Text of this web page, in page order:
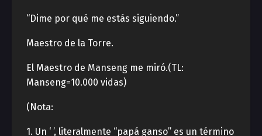
“Dime por qué me estás siguiendo.”
Maestro de la Torre.
El Maestro de Manseng me miró.(TL:
Manseng=10.000 vidas)
(Nota:
1. Un ‘ ’, literalmente “papá ganso” es un término